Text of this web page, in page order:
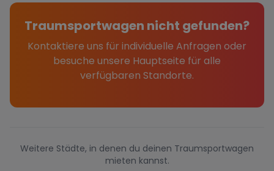
Traumsportwagen nicht gefunden?
Kontaktiere uns für individuelle Anfragen oder
besuche unsere Hauptseite für alle
verfügbaren Standorte.
Weitere Städte, in denen du deinen Traumsportwagen
mieten kannst.